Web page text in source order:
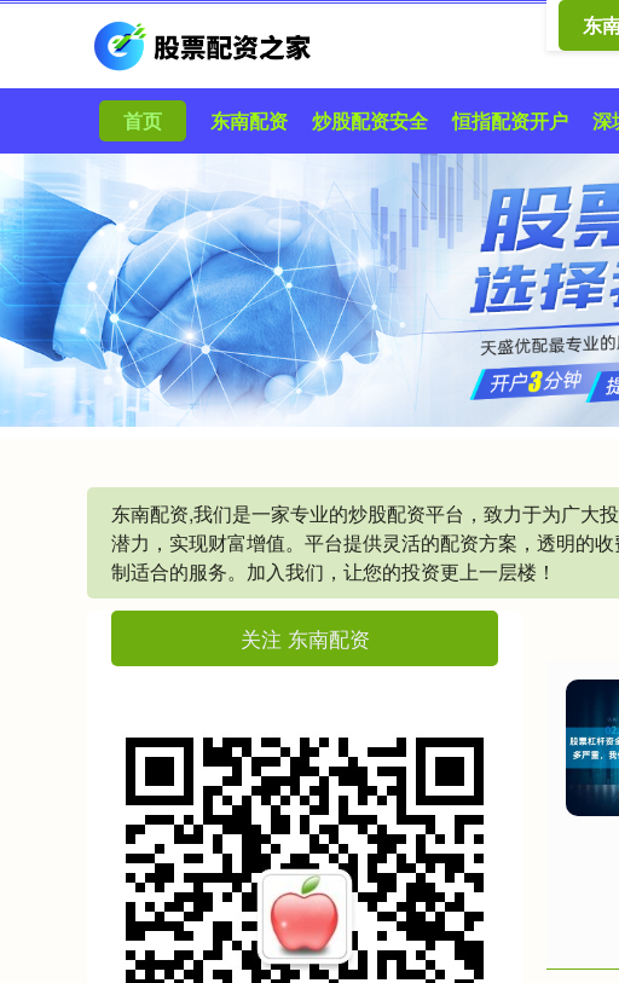
首页 东南配资 炒股配资安全 恒指配资开户 深
东南配资,我们是一家专业的炒股配资平台，致力于为广大
潜力，实现财富增值。平台提供灵活的配资方案，透明的
制适合的服务。加入我们，让您的投资更上一层楼！
东
关注 东南配资